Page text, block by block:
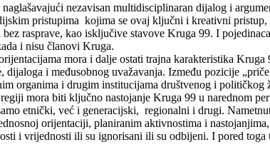
nezavisan multidisciplinaran dijalog i
pristupima kojima se ovaj ključni i kreativni
rasprave, kao isključive stavove Kruga 99. I
i nisu članovi Kruga.
mora i dalje ostati trajna karakteristika
i međusobnog uvažavanja. Između pozicije
organima i drugim institucijama društvenog i političkog
mora biti ključno nastojanje Kruga 99 u narednom
etnički, već i generacijski, regionalni i drugi.
orijentaciji, planiranim aktivnostima i
i vrijednosti ili su ignorisani ili su odbijeni. I pored